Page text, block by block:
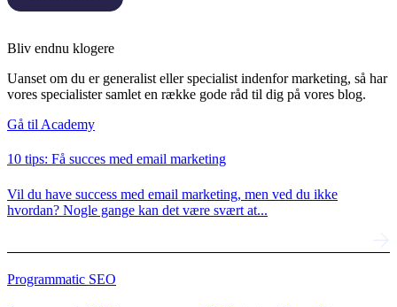
Bliv endnu klogere
Uanset om du er generalist eller specialist indenfor marketing, så har
vores specialister samlet en række gode råd til dig på vores blog.
Gå til Academy
10 tips: Få succes med email marketing
Vil du have success med email marketing, men ved du ikke
hvordan? Nogle gange kan det være svært at...
Programmatic SEO